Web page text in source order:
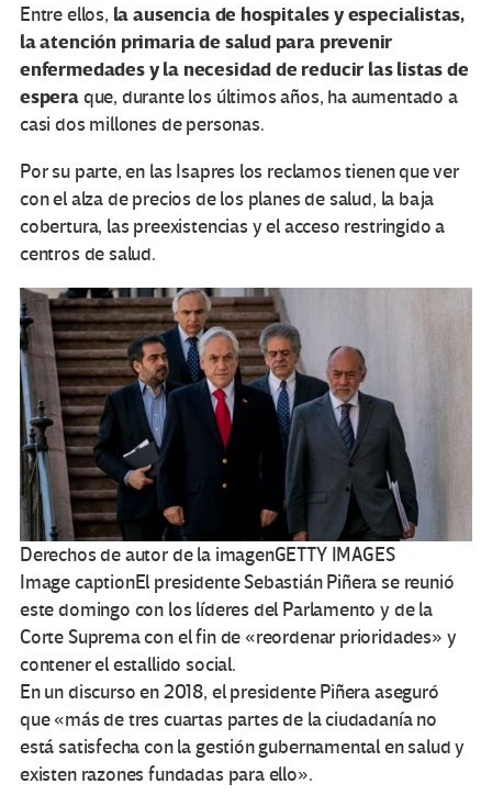
Entre ellos, la ausencia de hospitales y especialistas,
la atención primaria de salud para prevenir
enfermedades y la necesidad de reducir las listas de
esperaque, durante los últimos años, ha aumentado a
casi dos millones de personas.
Por su parte, en las Isapres los reclamos tienen que ver
con el alza de precios de los planes de salud, la baja
cobertura, las preexistencias y el acceso restringido a
centros de salud.
Derechos de autor de la imagenGETTY IMAGES
Image captionEl presidente Sebastián Piñera se reunió
este domingo con los líderes del Parlamento y de la
Corte Suprema con el fin de «reordenar prioridades» y
contener el estallido social.
En un discurso en 2018, el presidente Piñera aseguró
que «más de tres cuartas partes de la ciudadanía no
está satisfecha con la gestión gubernamental en salud y
existen razones fundadas para ello».